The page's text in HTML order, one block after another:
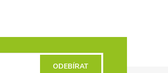
ODEBÍRAT